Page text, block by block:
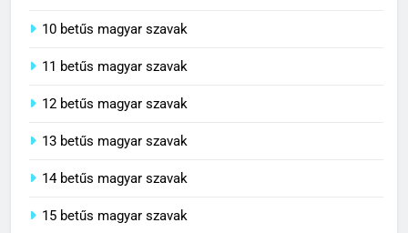
10 betűs magyar szavak
11 betűs magyar szavak
12 betűs magyar szavak
13 betűs magyar szavak
14 betűs magyar szavak
15 betűs magyar szavak